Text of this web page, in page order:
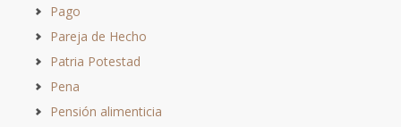
Pago
Pareja de Hecho
Patria Potestad
Pena
Pensión alimenticia